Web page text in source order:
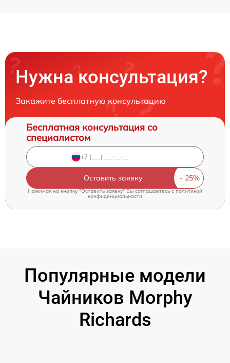
Нужна консультация?
Закажите бесплатную консультацию
Бесплатная консультация со
специалистом
Оставить заявку
Нажимая на кнопку "Оставить заявку" Вы соглашаетесь cполитикой
конфиденциальности
Популярные модели
Чайников Morphy
Richards